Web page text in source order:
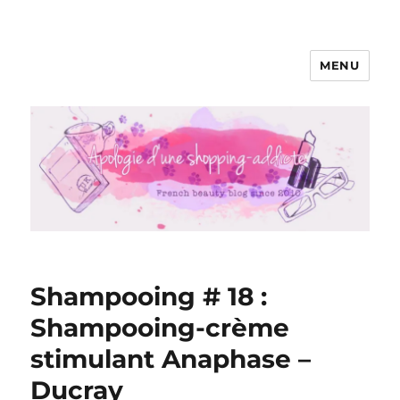
Apologie d'une Shopping-addicte
MENU
Shampooing # 18 :
Shampooing-crème
stimulant Anaphase –
Ducray